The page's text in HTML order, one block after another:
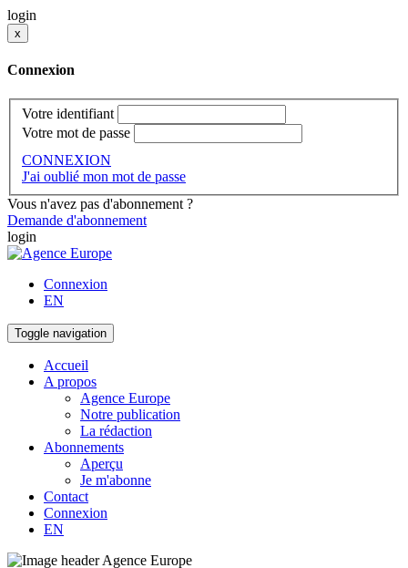
login
x
Connexion
Votre identifiant
Votre mot de passe
CONNEXION
J'ai oublié mon mot de passe
Vous n'avez pas d'abonnement ?
Demande d'abonnement
login
Connexion
EN
Toggle navigation
Accueil
A propos
Agence Europe
Notre publication
La rédaction
Abonnements
Aperçu
Je m'abonne
Contact
Connexion
EN